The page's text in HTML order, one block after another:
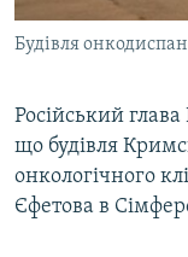
УКРАЇНСЬКА
ІНФОГРАФІКА
ДОЛУЧАЙСЯ!
Усі сайти RFE/RL
Будівля
Російський
що будівля
онкологічного
Єфетова в